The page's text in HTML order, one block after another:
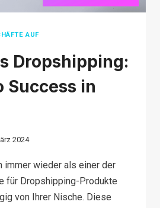
AUF
Dropshipping:
Success in
2024
immer wieder als einer der
für Dropshipping-Produkte
von Ihrer Nische. Diese